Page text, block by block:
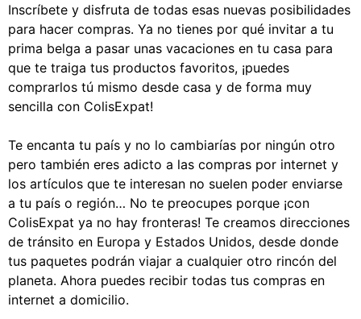
Inscríbete y disfruta de todas esas nuevas posibilidades
para hacer compras. Ya no tienes por qué invitar a tu
prima belga a pasar unas vacaciones en tu casa para
que te traiga tus productos favoritos, ¡puedes
comprarlos tú mismo desde casa y de forma muy
sencilla con ColisExpat!
Te encanta tu país y no lo cambiarías por ningún otro
pero también eres adicto a las compras por internet y
los artículos que te interesan no suelen poder enviarse
a tu país o región… No te preocupes porque ¡con
ColisExpat ya no hay fronteras! Te creamos direcciones
de tránsito en Europa y Estados Unidos, desde donde
tus paquetes podrán viajar a cualquier otro rincón del
planeta. Ahora puedes recibir todas tus compras en
internet a domicilio.